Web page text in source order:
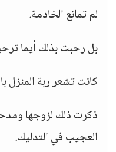
لم تمانع الخادمة.
بل رحبت بذلك أيما
كانت تشعر ربة المنزل
ذكرت ذلك لزوجها
العجيب في التدليك.